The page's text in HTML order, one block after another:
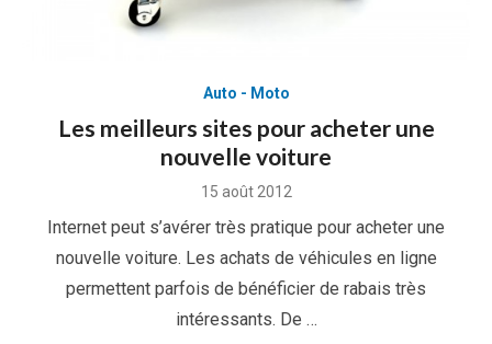
Auto - Moto
Les meilleurs sites pour acheter une
nouvelle voiture
Posted
15 août 2012
Internet peut s’avérer très pratique pour acheter une
nouvelle voiture. Les achats de véhicules en ligne
permettent parfois de bénéficier de rabais très
intéressants. De …